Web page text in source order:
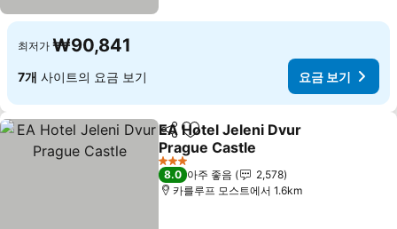
최저가 ₩90,841
7개 사이트의 요금 보기 요금 보기
공유 즐겨찾기에 추가
EA Hotel Jeleni Dvur
Prague Castle
3 성급
8.0 아주 좋음
2,578
카를루프 모스트에서 1.6km